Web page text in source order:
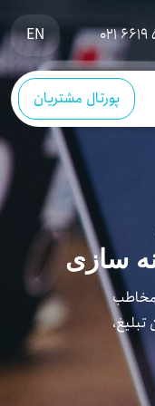
021
EN
پورتال مشتریان
سازی